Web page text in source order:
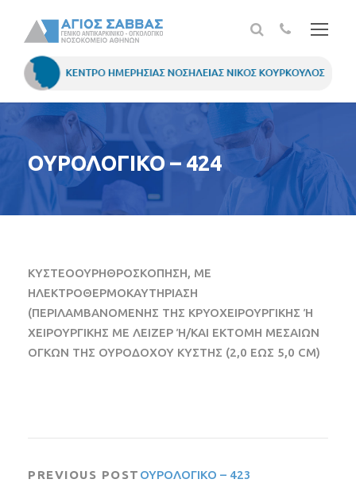
ΟΥΡΟΛΟΓΙΚΟ – 424
ΚΥΣΤΕΟΟΥΡΗΘΡΟΣΚΟΠΗΣΗ, ΜΕ
ΗΛΕΚΤΡΟΘΕΡΜΟΚΑΥΤΗΡΙΑΣΗ
(ΠΕΡΙΛΑΜΒΑΝΟΜΕΝΗΣ ΤΗΣ ΚΡΥΟΧΕΙΡΟΥΡΓΙΚΗΣ Ή
ΧΕΙΡΟΥΡΓΙΚΗΣ ΜΕ ΛΕΙΖΕΡ Ή/ΚΑΙ ΕΚΤΟΜΗ ΜΕΣΑΙΩΝ
ΟΓΚΩΝ ΤΗΣ ΟΥΡΟΔΟΧΟΥ ΚΥΣΤΗΣ (2,0 ΕΩΣ 5,0 CM)
PREVIOUS POST ΟΥΡΟΛΟΓΙΚΟ – 423